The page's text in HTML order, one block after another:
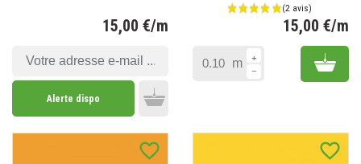
15,00 €/m
Alerte dispo
15,00 €/m
m Add
favorite_border favorite_border